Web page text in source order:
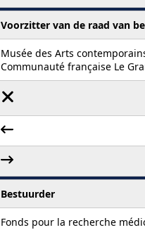
Voorzitter van de raad van
Musée des Arts
Communauté française Le
Bestuurder
Fonds pour la recherche